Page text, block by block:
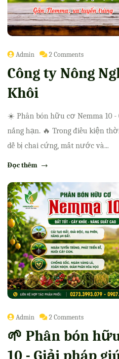
Admin 2 Comments
Công ty Nông
Khôi
☀️ Phân bón hữu cơ Nemma 10 -
nắng hạn. 🔥 Trong điều kiện
dễ bị chai cứng, mất nước và...
Đọc thêm
Admin 2 Comments
🌱 Phân bón